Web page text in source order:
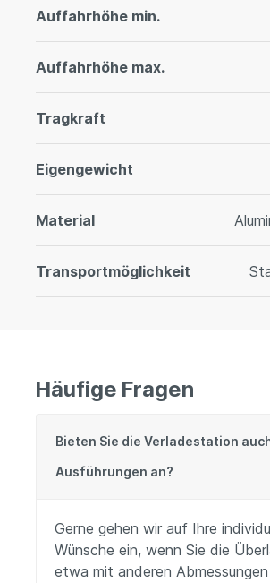
Auffahrhöhe min.
Auffahrhöhe max.
Tragkraft
Eigengewicht
Material
Transportmöglichkeit
Häufige Fragen
Bieten Sie die Verladestation
Ausführungen an?
Gerne gehen wir auf Ihre
Wünsche ein, wenn Sie die
etwa mit anderen